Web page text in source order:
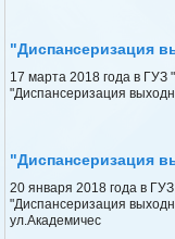
"Диспансеризация
17 марта 2018 года в
"Диспансеризация
"Диспансеризация
20 января 2018 года в
"Диспансеризация
ул.Академичес